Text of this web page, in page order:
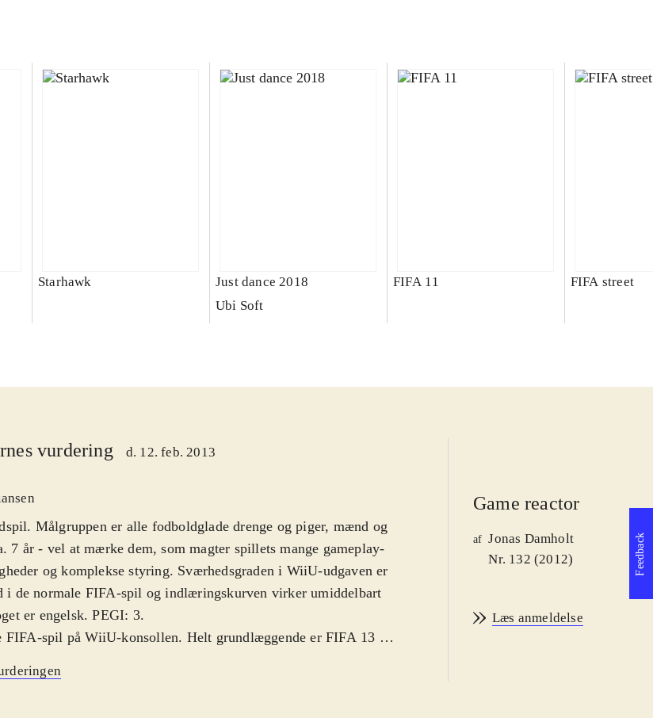
Starhawk
Just dance 2018
Ubi Soft
FIFA 11 FIFA street
vurdering d. 12. feb. 2013
Målgruppen er alle fodboldglade drenge og piger, mænd og
7 år - vel at mærke dem, som magter spillets mange gameplay-
og komplekse styring. Sværhedsgraden i WiiU-udgaven er
i de normale FIFA-spil og indlæringskurven virker umiddelbart
er engelsk. PEGI: 3.
FIFA-spil på WiiU-konsollen. Helt grundlæggende er FIFA 13 et
skal. Spil-mekanikken er solid og realistisk, grafikken er
Game reactor
af Jonas Damholt
Nr. 132 (2012)
Læs anmeldelse
Feedback